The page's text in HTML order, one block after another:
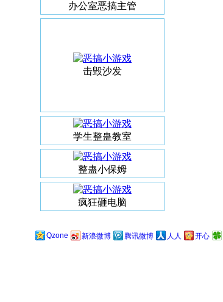
办公室恶搞主管
击毁沙发
学生整蛊教室
整蛊小保姆
疯狂砸电脑
Qzone 新浪微博 腾讯微博 人人 开心